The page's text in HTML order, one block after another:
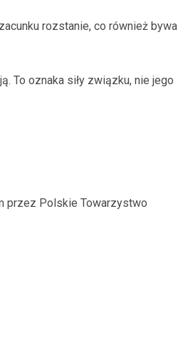
rozstanie, co również bywa
To oznaka siły związku, nie jego
przez Polskie Towarzystwo